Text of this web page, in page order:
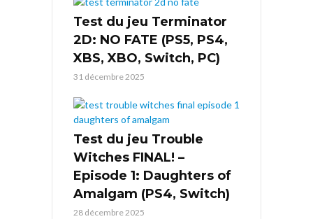
Test du jeu Terminator
2D: NO FATE (PS5, PS4,
XBS, XBO, Switch, PC)
31 décembre 2025
Test du jeu Trouble
Witches FINAL! –
Episode 1: Daughters of
Amalgam (PS4, Switch)
28 décembre 2025